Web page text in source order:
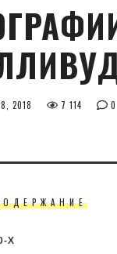
2018 7 114 0
Х